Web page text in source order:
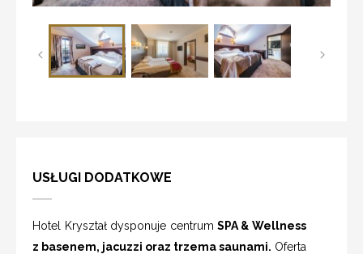
USŁUGI DODATKOWE
Hotel Kryształ dysponuje centrum SPA & Wellness
z basenem, jacuzzi oraz trzema saunami. Oferta